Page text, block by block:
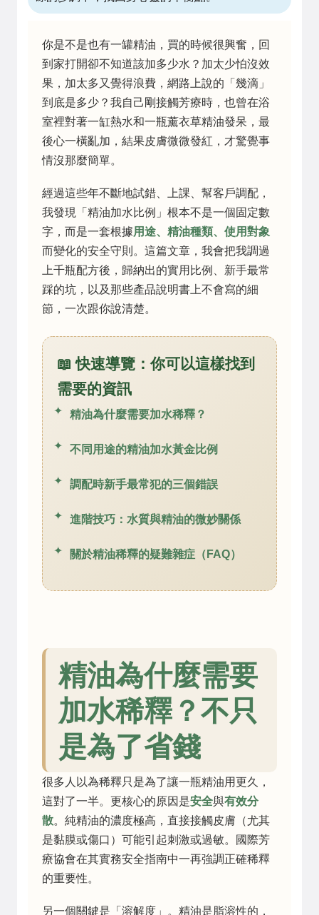
你是不是也有一罐精油，買的時候很興奮，回
到家打開卻不知道該加多少水？加太少怕沒效
果，加太多又覺得浪費，網路上說的「幾滴」
到底是多少？我自己剛接觸芳療時，也曾在浴
室裡對著一缸熱水和一瓶薰衣草精油發呆，最
後心一橫亂加，結果皮膚微微發紅，才驚覺事
情沒那麼簡單。
經過這些年不斷地試錯、上課、幫客戶調配，
我發現「精油加水比例」根本不是一個固定數
字，而是一套根據用途、精油種類、使用對象
而變化的安全守則。這篇文章，我會把我調過
上千瓶配方後，歸納出的實用比例、新手最常
踩的坑，以及那些產品說明書上不會寫的細
節，一次跟你說清楚。
📖 快速導覽：你可以這樣找到
需要的資訊
精油為什麼需要加水稀釋？
不同用途的精油加水黃金比例
調配時新手最常犯的三個錯誤
進階技巧：水質與精油的微妙關係
關於精油稀釋的疑難雜症（FAQ）
精油為什麼需要
加水稀釋？不只
是為了省錢
很多人以為稀釋只是為了讓一瓶精油用更久，
這對了一半。更核心的原因是安全與有效分
散。純精油的濃度極高，直接接觸皮膚（尤其
是黏膜或傷口）可能引起刺激或過敏。國際芳
療協會在其實務安全指南中一再強調正確稀釋
的重要性。
另一個關鍵是「溶解度」。精油是脂溶性的，